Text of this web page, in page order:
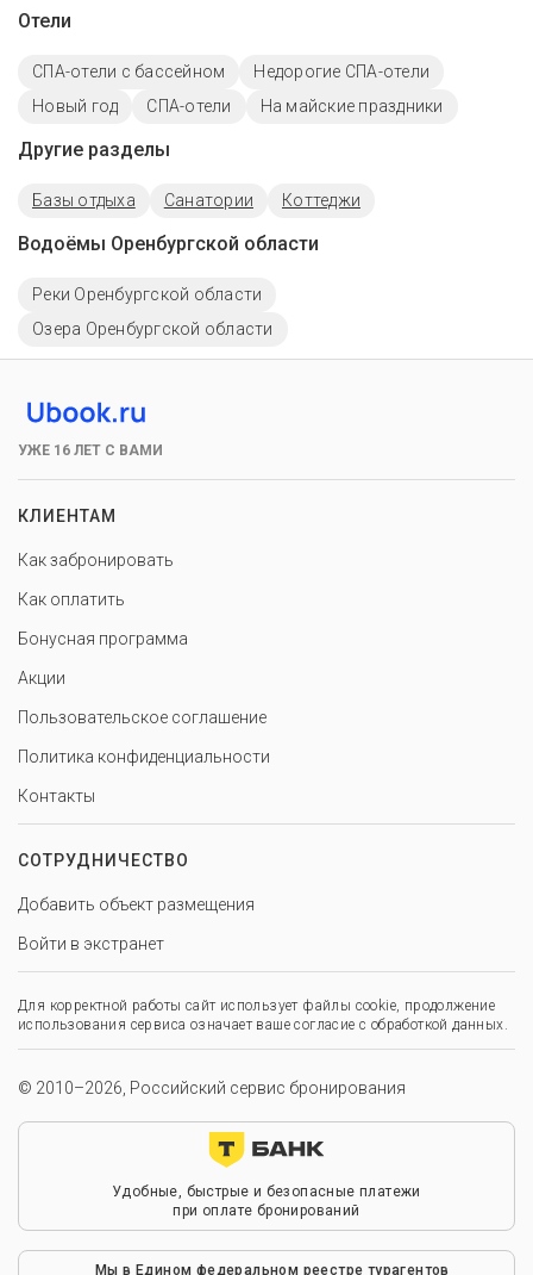
Отели
СПА-отели с бассейном
Недорогие СПА-отели
Новый год
СПА-отели На майские праздники
Другие разделы
Базы отдыха Санатории Коттеджи
Водоёмы Оренбургской области
Реки Оренбургской области
Озера Оренбургской области
УЖЕ 16 ЛЕТ С ВАМИ
КЛИЕНТАМ
Как забронировать
Как оплатить
Бонусная программа
Акции
Пользовательское соглашение
Политика конфиденциальности
Контакты
СОТРУДНИЧЕСТВО
Добавить объект размещения
Войти в экстранет
Для корректной работы сайт использует файлы cookie, продолжение
использования сервиса означает ваше согласие с обработкой данных.
© 2010–2026, Российский сервис бронирования
Удобные, быстрые и безопасные платежи
при оплате бронирований
Мы в Едином федеральном реестре турагентов